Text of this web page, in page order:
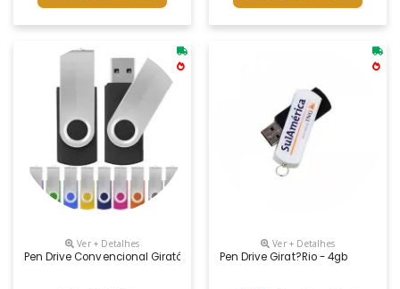
Ver + Detalhes
Pen Drive Convencional Giratório (canivete). Corpo Plástico Com
Ver + Detalhes
Pen Drive Girat?rio - 4gb